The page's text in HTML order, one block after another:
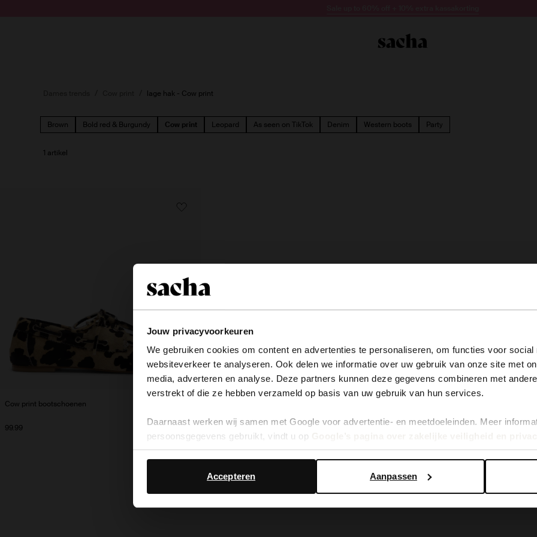
Jouw privacyvoorkeuren
We gebruiken cookies om content en advertenties te personaliseren, om functies voor social
websiteverkeer te analyseren. Ook delen we informatie over uw gebruik van onze site met
media, adverteren en analyse. Deze partners kunnen deze gegevens combineren met
verstrekt of die ze hebben verzameld op basis van uw gebruik van hun services.
Daarnaast werken wij samen met Google voor advertentie- en meetdoeleinden. Meer
persoonsgegevens gebruikt, vindt u op
Aanpassen
Accepteren
lage hak - Cow print
Brown Bold red & Burgundy Cow print Leopard As seen on TikTok Denim Western boots Party
1 artikel
Cow print bootschoenen
99.99
View this website in English?
It looks like your language isn't Dutch. Would you like to
switch to English?
Yes, switch to English No, stay in Dutch